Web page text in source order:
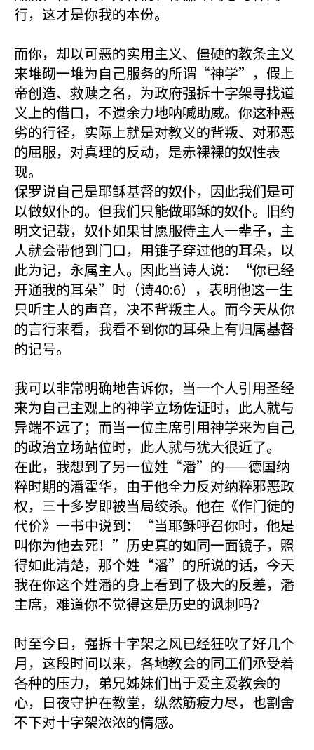
行，这才是你我的本份。
而你，却以可恶的实用主义、僵硬的教条主义
来堆砌一堆为自己服务的所谓“神学”，假上
帝创造、救赎之名，为政府强拆十字架寻找道
义上的借口，不遗余力地呐喊助威。你这种恶
劣的行径，实际上就是对教义的背叛、对邪恶
的屈服，对真理的反动，是赤裸裸的奴性表
现。
保罗说自己是耶稣基督的奴仆，因此我们是可
以做奴仆的。但我们只能做耶稣的奴仆。旧约
明文记载，奴仆如果甘愿服侍主人一辈子，主
人就会带他到门口，用锥子穿过他的耳朵，以
此为记，永属主人。因此当诗人说：“你已经
开通我的耳朵”时（诗40:6），表明他这一生
只听主人的声音，决不背叛主人。而今天从你
的言行来看，我看不到你的耳朵上有归属基督
的记号。
我可以非常明确地告诉你，当一个人引用圣经
来为自己主观上的神学立场佐证时，此人就与
异端不远了；而当一位主席引用神学来为自己
的政治立场站位时，此人就与犹大很近了。
在此，我想到了另一位姓“潘”的——德国纳
粹时期的潘霍华，由于他全力反对纳粹邪恶政
权，三十多岁即被当局绞杀。他在《作门徒的
代价》一书中说到：“当耶稣呼召你时，他是
叫你为他去死！”历史真的如同一面镜子，照
得如此清楚，那个姓“潘”的所说的话，今天
我在你这个姓潘的身上看到了极大的反差，潘
主席，难道你不觉得这是历史的讽刺吗？
时至今日，强拆十字架之风已经狂吹了好几个
月，这段时间以来，各地教会的同工们承受着
各种的压力，弟兄姊妹们出于爱主爱教会的
心，日夜守护在教堂，纵然筋疲力尽，也割舍
不下对十字架浓浓的情感。